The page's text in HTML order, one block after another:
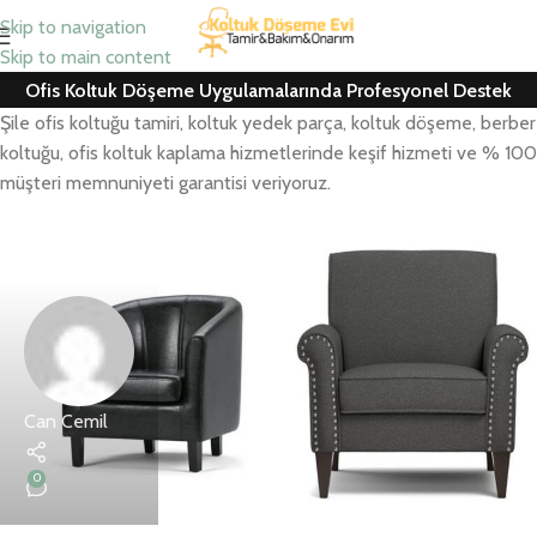
Skip to navigation
Skip to main content
Ofis Koltuk Döşeme Uygulamalarında Profesyonel Destek
Şile ofis koltuğu tamiri, koltuk yedek parça, koltuk döşeme, berber
koltuğu, ofis koltuk kaplama hizmetlerinde keşif hizmeti ve % 100
müşteri memnuniyeti garantisi veriyoruz.
Can Cemil
0